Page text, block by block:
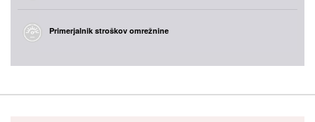
Primerjalnik stroškov omrežnine